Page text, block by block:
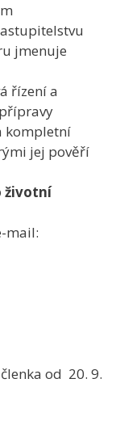
jmenuje
řízení a
kompletní
jej pověří
životní
mail:
od 20. 9.